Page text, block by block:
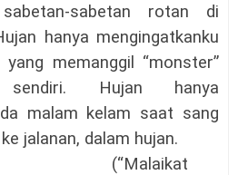
sabetan rotan di
hanya mengingatkanku
memanggil “monster”
Hujan hanya
malam kelam saat sang
jalanan, dalam hujan.
(“Malaikat